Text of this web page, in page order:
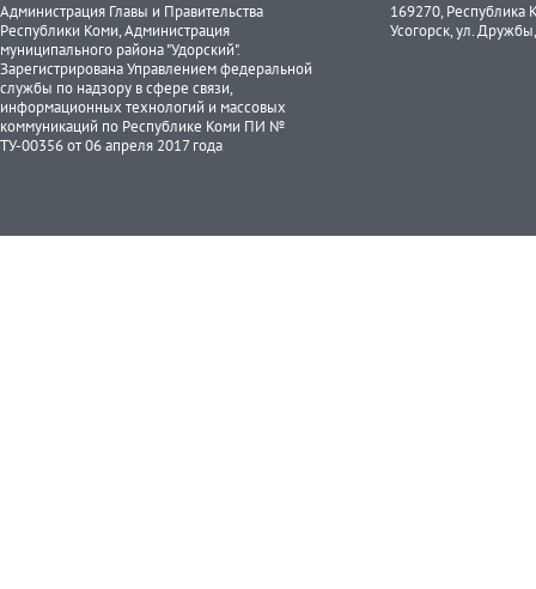
Администрация Главы и Правительства
Республики Коми, Администрация
муниципального района "Удорский".
Зарегистрирована Управлением федеральной
службы по надзору в сфере связи,
информационных технологий и массовых
коммуникаций по Республике Коми ПИ №
ТУ-00356 от 06 апреля 2017 года
169270, Республика
Усогорск, ул.